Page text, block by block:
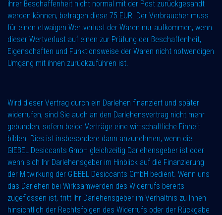
ihrer Beschaffenheit nicht normal mit der Post zurückgesandt
werden können, betragen diese 75 EUR. Der Verbraucher muss
für einen etwaigen Wertverlust der Waren nur aufkommen, wenn
dieser Wertverlust auf einen zur Prüfung der Beschaffenheit,
Eigenschaften und Funktionsweise der Waren nicht notwendigen
Umgang mit ihnen zurückzuführen ist.
Wird dieser Vertrag durch ein Darlehen finanziert und später
widerrufen, sind Sie auch an den Darlehensvertrag nicht mehr
gebunden, sofern beide Verträge eine wirtschaftliche Einheit
bilden. Dies ist insbesondere dann anzunehmen, wenn die
GIEBEL Desiccants GmbH gleichzeitig Darlehensgeber ist oder
wenn sich Ihr Darlehensgeber im Hinblick auf die Finanzierung
der Mitwirkung der GIEBEL Desiccants GmbH bedient. Wenn uns
das Darlehen bei Wirksamwerden des Widerrufs bereits
zugeflossen ist, tritt Ihr Darlehensgeber im Verhältnis zu Ihnen
hinsichtlich der Rechtsfolgen des Widerrufs oder der Rückgabe